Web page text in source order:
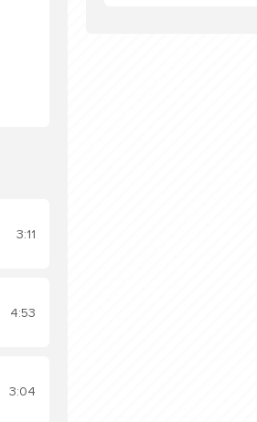
3:11
4:53
3:04